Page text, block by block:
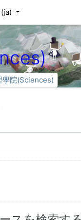
學院(Sciences)